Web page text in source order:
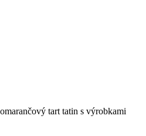
tart tatin s výrobkami